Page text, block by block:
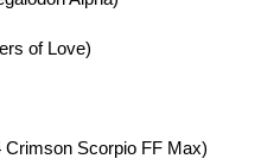
of Love)
Scorpio FF Max)